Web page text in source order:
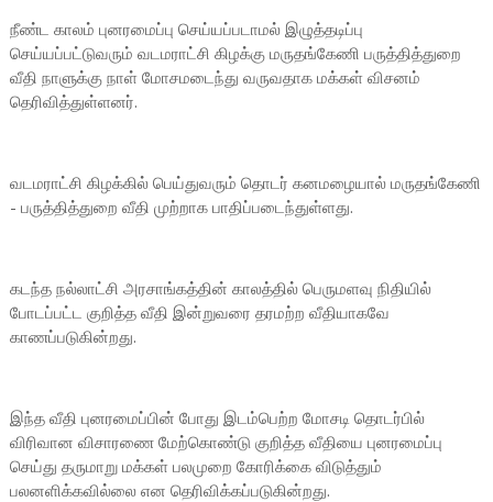
நீண்ட காலம் புனரமைப்பு செய்யப்படாமல் இழுத்தடிப்பு
செய்யப்பட்டுவரும் வடமராட்சி கிழக்கு மருதங்கேணி பருத்தித்துறை
வீதி நாளுக்கு நாள் மோசமடைந்து வருவதாக மக்கள் விசனம்
தெரிவித்துள்ளனர்.
வடமராட்சி கிழக்கில் பெய்துவரும் தொடர் கனமழையால் மருதங்கேணி
- பருத்தித்துறை வீதி முற்றாக பாதிப்படைந்துள்ளது.
கடந்த நல்லாட்சி அரசாங்கத்தின் காலத்தில் பெருமளவு நிதியில்
போடப்பட்ட குறித்த வீதி இன்றுவரை தரமற்ற வீதியாகவே
காணப்படுகின்றது.
இந்த வீதி புனரமைப்பின் போது இடம்பெற்ற மோசடி தொடர்பில்
விரிவான விசாரணை மேற்கொண்டு குறித்த வீதியை புனரமைப்பு
செய்து தருமாறு மக்கள் பலமுறை கோரிக்கை விடுத்தும்
பலனளிக்கவில்லை என தெரிவிக்கப்படுகின்றது.